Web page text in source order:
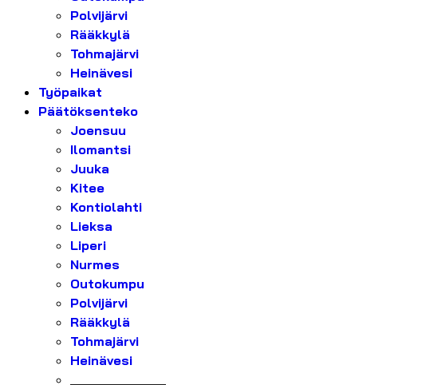
Polvijärvi
Rääkkylä
Tohmajärvi
Heinävesi
Työpaikat
Päätöksenteko
Joensuu
Ilomantsi
Juuka
Kitee
Kontiolahti
Lieksa
Liperi
Nurmes
Outokumpu
Polvijärvi
Rääkkylä
Tohmajärvi
Heinävesi